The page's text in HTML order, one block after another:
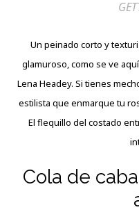
Un peinado corto y
glamuroso, como se ve
Lena Headey. Si tienes
estilista que enmarque tu
El flequillo del costado
Cola de